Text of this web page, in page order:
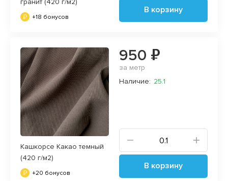
гранит (420 г/м2)
+18 бонусов
В корзину
Кашкорсе Какао темный
(420 г/м2)
+20 бонусов
950 ₽
за метр
Наличие: 25.1
В корзину